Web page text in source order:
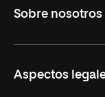
Másteres Oficiales
Doctorados
Sobre nosotros
Facultades
Aspectos